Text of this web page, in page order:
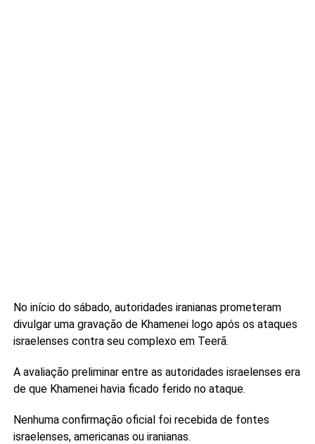
No início do sábado, autoridades iranianas prometeram
divulgar uma gravação de Khamenei logo após os ataques
israelenses contra seu complexo em Teerã.
A avaliação preliminar entre as autoridades israelenses era
de que Khamenei havia ficado ferido no ataque.
Nenhuma confirmação oficial foi recebida de fontes
israelenses, americanas ou iranianas.